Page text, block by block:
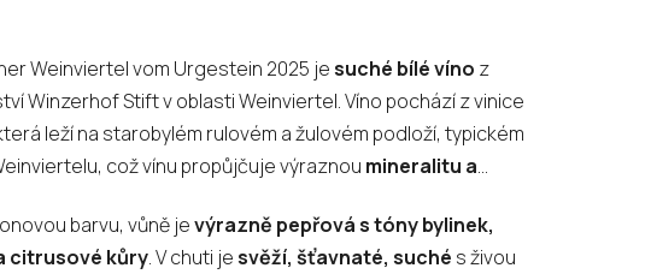
Weinviertel vom Urgestein 2025 jesuché bílé víno z
Winzerhof Stift v oblasti Weinviertel. Víno pochází z vinice
leží na starobylém rulovém a žulovém podloží, typickém
což vínu propůjčuje výraznou mineralitu a
barvu, vůně jevýrazně pepřová s tóny bylinek,
citrusové kůry. V chuti jesvěží, šťavnaté, suché s živou